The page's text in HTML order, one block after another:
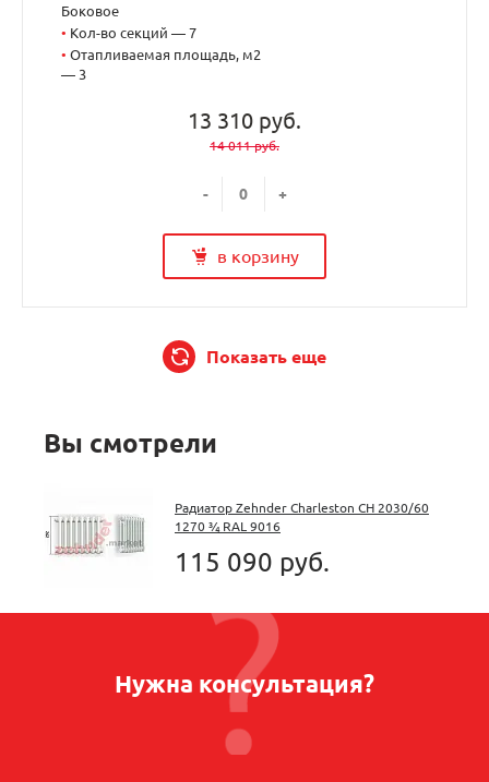
Боковое
• Кол-во секций — 7
• Отапливаемая площадь, м2
— 3
13 310 руб.
14 011 руб.
- +
в корзину
Показать еще
Вы смотрели
Радиатор Zehnder Charleston CH 2030/60
1270 ¾ RAL 9016
115 090 руб.
Нужна консультация?